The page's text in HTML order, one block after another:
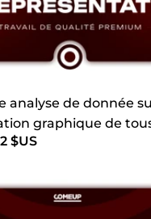
de vos besoins ✔ Une
à la qualité et au
ou un besoin
le bouton
À bientôt, Ange
analyse de donnée
graphique de
$US